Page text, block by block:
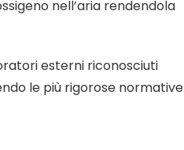
nell’aria rendendola
esterni riconosciuti
le più rigorose normative